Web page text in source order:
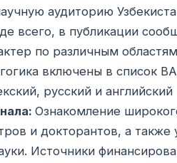
аудиторию
всего, в публикации
по различным
включены в список
русский и английский
Ознакомление
и докторантов, а
Источники